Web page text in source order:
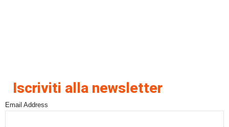
Iscriviti alla newsletter
Email Address